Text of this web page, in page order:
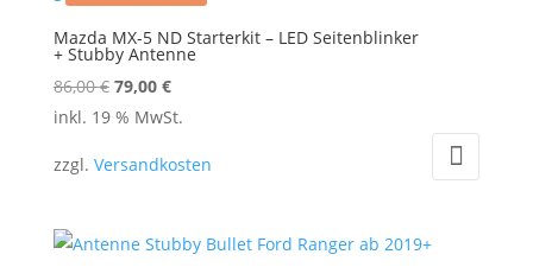
Mazda MX-5 ND Starterkit – LED Seitenblinker
+ Stubby Antenne
86,00€ Ursprünglicher
Preis
86,00 €
79,00 €Aktueller
Preis
79,00 €.
inkl. 19 % MwSt.
zzgl. Versandkosten